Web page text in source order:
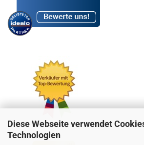
Diese Webseite verwendet
Technologien